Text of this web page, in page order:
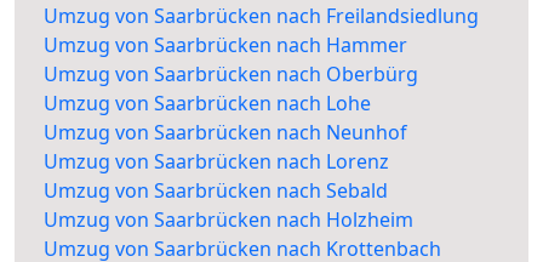
Umzug von Saarbrücken nach Freilandsiedlung
Umzug von Saarbrücken nach Hammer
Umzug von Saarbrücken nach Oberbürg
Umzug von Saarbrücken nach Lohe
Umzug von Saarbrücken nach Neunhof
Umzug von Saarbrücken nach Lorenz
Umzug von Saarbrücken nach Sebald
Umzug von Saarbrücken nach Holzheim
Umzug von Saarbrücken nach Krottenbach